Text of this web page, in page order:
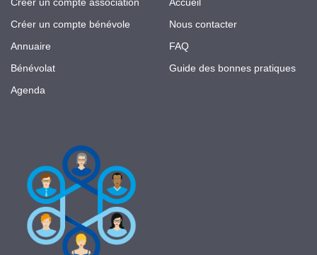
Créer un compte bénévole
Annuaire
Bénévolat
Agenda
Nous contacter
FAQ
Guide des bonnes pratiques